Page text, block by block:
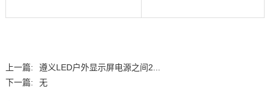
上一篇:
遵义LED户外显示屏电源之间2...
下一篇:
无